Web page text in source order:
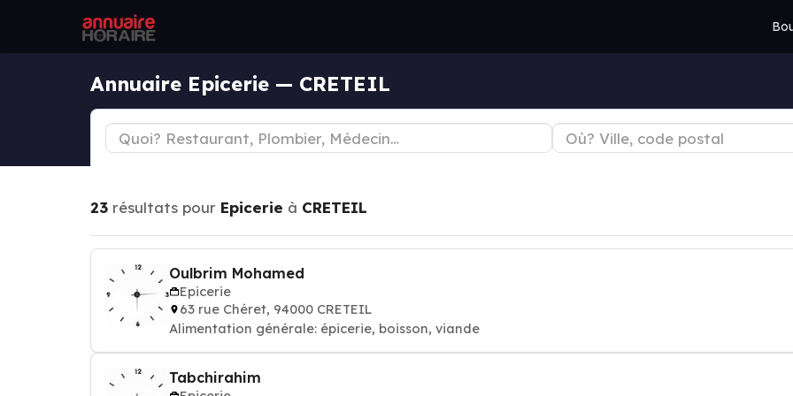
Annuaire Epicerie — CRETEIL
23 résultats pour Epicerie à CRETEIL
Oulbrim Mohamed
Epicerie
63 rue Chéret, 94000 CRETEIL
Alimentation générale: épicerie, boisson, viande
Tabchirahim